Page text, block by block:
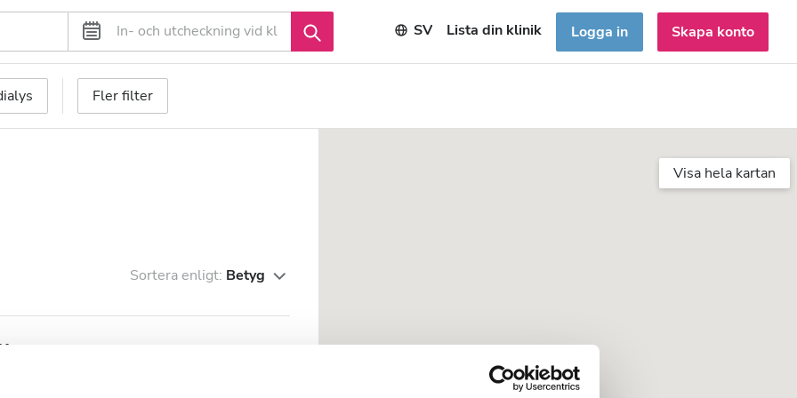
SV Lista din klinik Logga in Skapa konto
Fler filter
Sortera enligt: Betyg
Visa hela kartan